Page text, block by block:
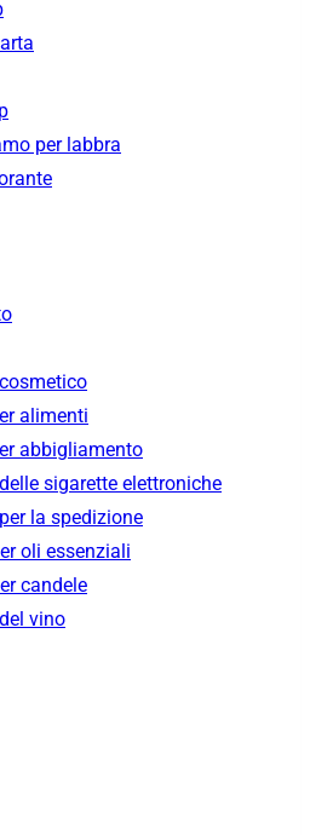
per labbra
alimenti
abbigliamento
sigarette elettroniche
la spedizione
oli essenziali
candele
vino